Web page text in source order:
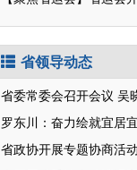
省领导动态
省委常委会召开会议 吴
罗东川：奋力绘就宜居
省政协开展专题协商活